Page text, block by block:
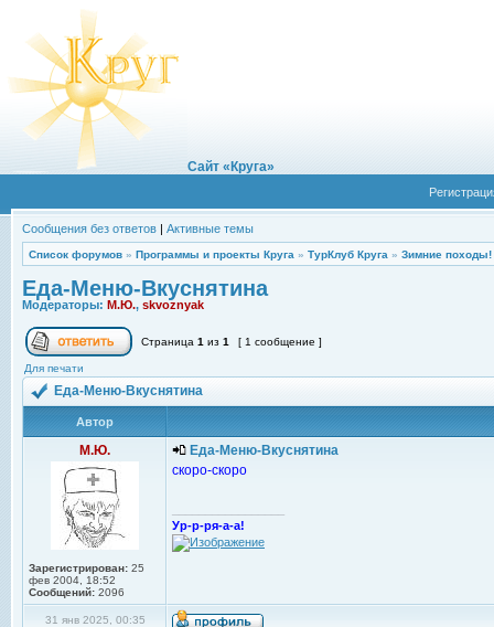
Сайт «Круга»
Сообщения без ответов | Активные темы
Список форумов » Программы и проекты Круга » ТурКлуб Круга » Зимние походы!
Еда-Меню-Вкуснятина
Модераторы: М.Ю., skvoznyak
Страница 1 из 1 [ 1 сообщение ]
Для печати
Еда-Меню-Вкуснятина
Автор
М.Ю.
Зарегистрирован: 25
фев 2004, 18:52
Сообщений: 2096
Еда-Меню-Вкуснятина
скоро-скоро
Ур-р-ря-а-а!
31 янв 2025, 00:35